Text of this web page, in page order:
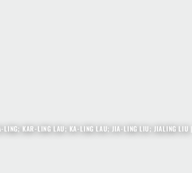
KAR-LING LAU; KA-LING LAU; JIA-LING LIU; JIALING LIU |